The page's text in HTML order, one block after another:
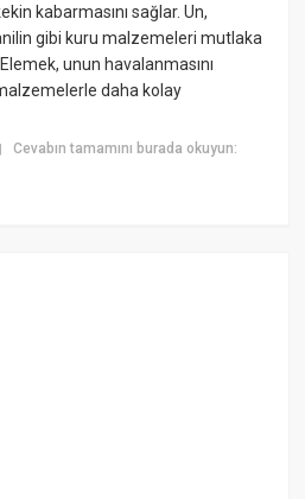
kabarmasını sağlar. Un,
gibi kuru malzemeleri mutlaka
unun havalanmasını
daha kolay
Cevabın tamamını burada okuyun: